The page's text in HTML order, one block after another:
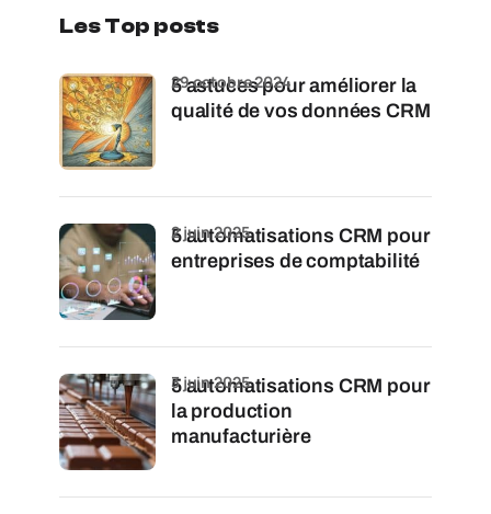
Les Top posts
5 astuces pour améliorer la
qualité de vos données CRM
29 octobre 2024
5 automatisations CRM pour
entreprises de comptabilité
2 juin 2025
5 automatisations CRM pour
la production
manufacturière
3 juin 2025